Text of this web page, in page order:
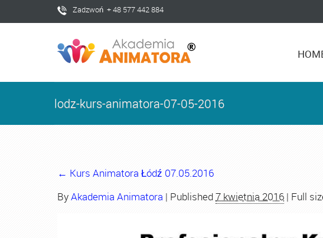
Zadzwoń + 48 577 442 884
lodz-kurs-animatora-07-05-2016
← Kurs Animatora Łódź 07.05.2016
ByAkademia Animatora | Published7 kwietnia 2016 | Full